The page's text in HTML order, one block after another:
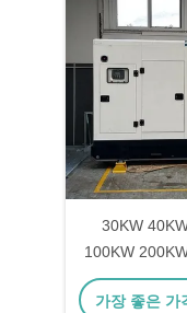
30KW
100KW
전기 기계
가장 좋은 가